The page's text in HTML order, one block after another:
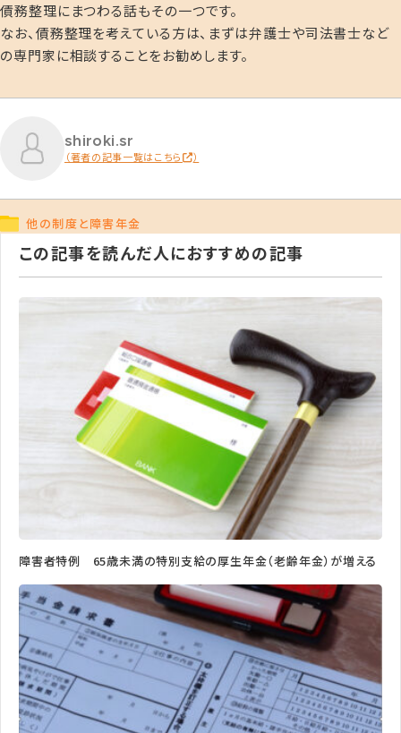
債務整理にまつわる話もその一つです。
なお、債務整理を考えている方は、まずは弁護士や司法書士など
の専門家に相談することをお勧めします。
shiroki.sr
（著者の記事一覧はこちら ）
他の制度と障害年金
この記事を読んだ人におすすめの記事
障害者特例 65歳未満の特別支給の厚生年金（老齢年金）が増える